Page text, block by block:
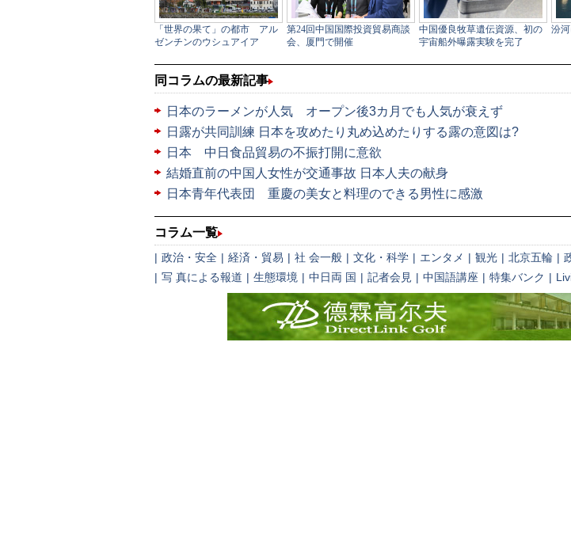
同コラムの最新記事
日本のラーメンが人気 オープン後3カ月でも人気が衰えず
日露が共同訓練 日本を攻めたり丸め込めたりする露の意図は?
日本 中日食品貿易の不振打開に意欲
結婚直前の中国人女性が交通事故 日本人夫の献身
日本青年代表団 重慶の美女と料理のできる男性に感激
コラム一覧
| 政治・安全 | 経済・貿易 | 社 会一般 | 文化・科学 | エンタメ | 観光 | 北京五輪 |
| 写 真による報道 | 生態環境 | 中日両 国 | 記者会見 | 中国語講座 | 特集バンク |